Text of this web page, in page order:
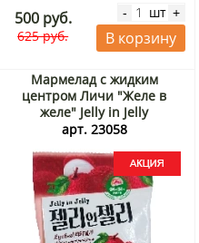
500 руб.
625 руб.
- шт +
В корзину
Мармелад с жидким
центром Личи "Желе в
желе" Jelly in Jelly
Соджу/Seoju, Корея, 26 г
арт. 23058